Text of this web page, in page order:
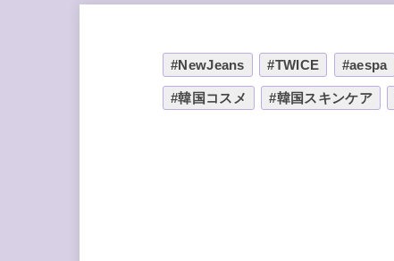
#NewJeans #TWICE #aespa
#韓国コスメ #韓国スキンケア